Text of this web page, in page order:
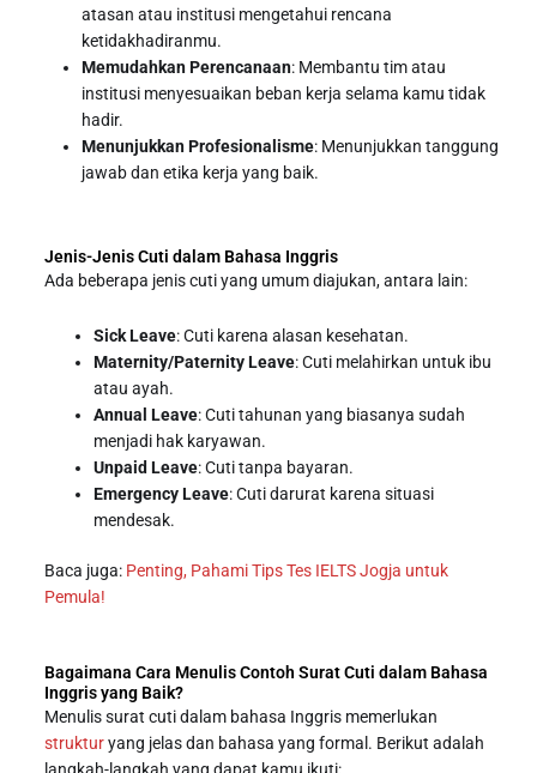
atasan atau institusi mengetahui rencana
ketidakhadiranmu.
Memudahkan Perencanaan: Membantu tim atau
institusi menyesuaikan beban kerja selama kamu tidak
hadir.
Menunjukkan Profesionalisme: Menunjukkan tanggung
jawab dan etika kerja yang baik.
Jenis-Jenis Cuti dalam Bahasa Inggris
Ada beberapa jenis cuti yang umum diajukan, antara lain:
Sick Leave: Cuti karena alasan kesehatan.
Maternity/Paternity Leave: Cuti melahirkan untuk ibu
atau ayah.
Annual Leave: Cuti tahunan yang biasanya sudah
menjadi hak karyawan.
Unpaid Leave: Cuti tanpa bayaran.
Emergency Leave: Cuti darurat karena situasi
mendesak.
Baca juga: Penting, Pahami Tips Tes IELTS Jogja untuk
Pemula!
Bagaimana Cara Menulis Contoh Surat Cuti dalam Bahasa
Inggris yang Baik?
Menulis surat cuti dalam bahasa Inggris memerlukan
strukturyang jelas dan bahasa yang formal. Berikut adalah